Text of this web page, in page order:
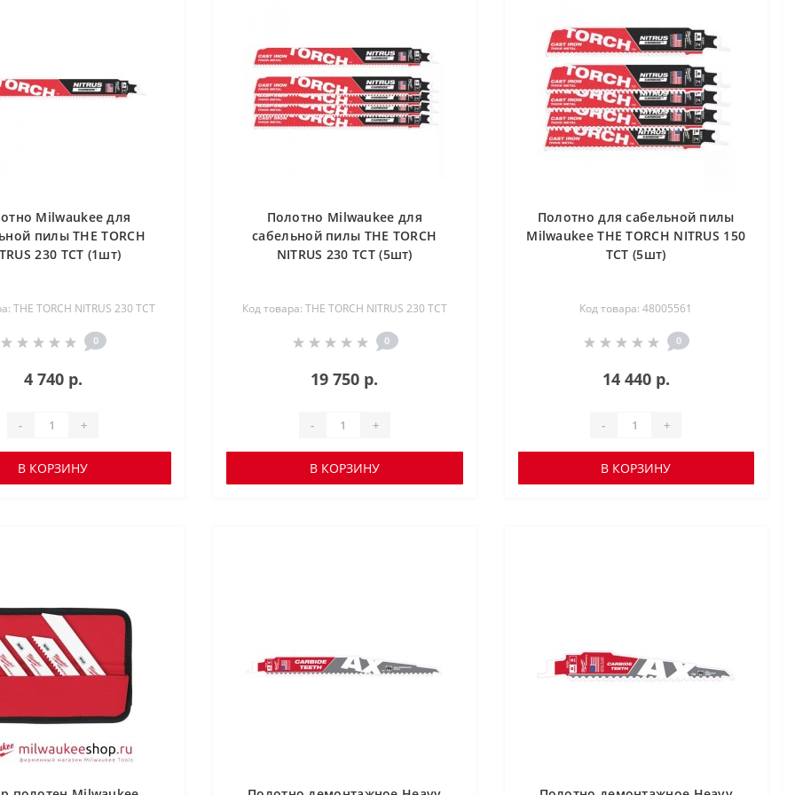
Milwaukee для
пилы THE TORCH
230 TCT (1шт)
THE TORCH NITRUS 230 TCT
0
4 740 р.
- +
В КОРЗИНУ
Полотно Milwaukee для
сабельной пилы THE TORCH
NITRUS 230 TCT (5шт)
Код товара: THE TORCH NITRUS 230 TCT
0
19 750 р.
- +
В КОРЗИНУ
Полотно для сабельной пилы
Milwaukee THE TORCH NITRUS 150
TCT (5шт)
Код товара: 48005561
0
14 440 р.
- +
В КОРЗИНУ